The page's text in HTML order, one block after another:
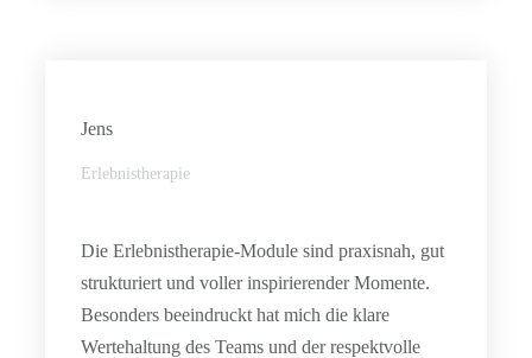
Jens
Erlebnistherapie
Die Erlebnistherapie-Module sind praxisnah, gut
strukturiert und voller inspirierender Momente.
Besonders beeindruckt hat mich die klare
Wertehaltung des Teams und der respektvolle